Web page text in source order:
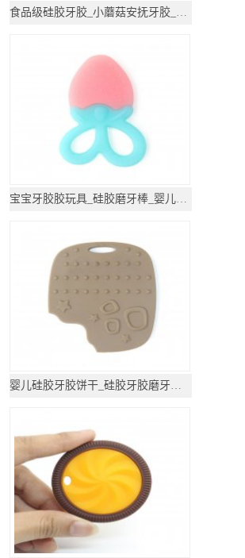
食品级硅胶牙胶_小蘑菇安抚牙胶_防吃手神器磨牙
宝宝牙胶胶玩具_硅胶磨牙棒_婴儿磨牙硅胶
婴儿硅胶牙胶饼干_硅胶牙胶磨牙棒_硅胶咬咬乐